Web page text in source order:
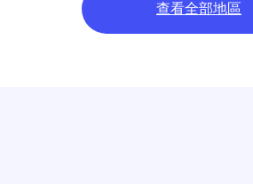
查看全部地區